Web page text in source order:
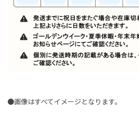
●画像はすべてイメージとなります。